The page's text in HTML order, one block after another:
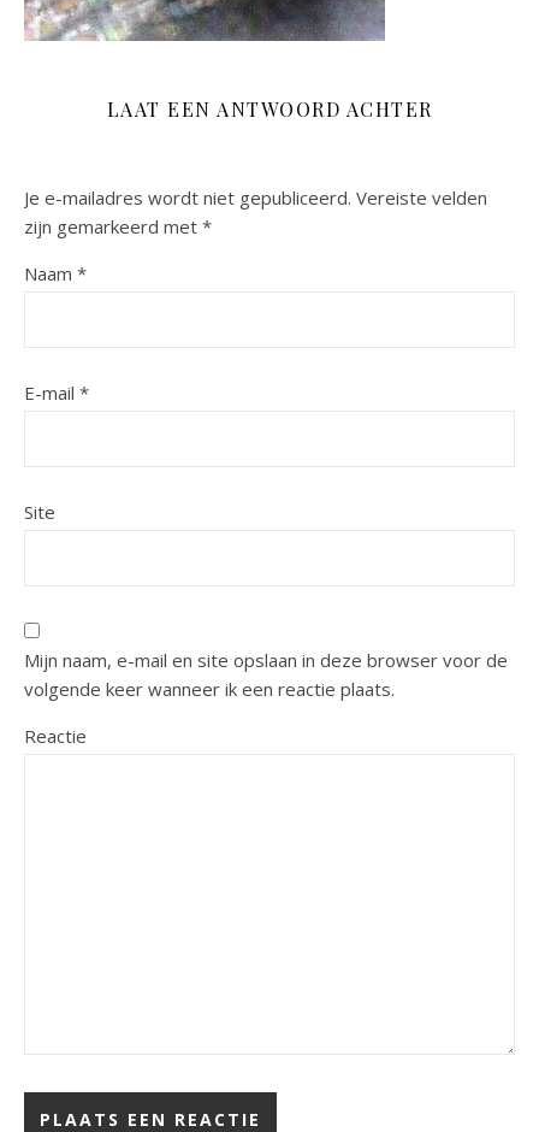
LAAT EEN ANTWOORD ACHTER
Je e-mailadres wordt niet gepubliceerd. Vereiste velden
zijn gemarkeerd met *
Naam *
E-mail *
Site
Mijn naam, e-mail en site opslaan in deze browser voor de
volgende keer wanneer ik een reactie plaats.
Reactie